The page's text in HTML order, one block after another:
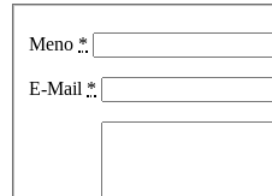
Meno *
E-Mail *